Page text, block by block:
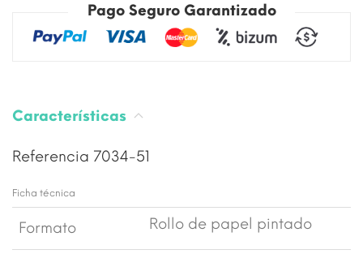
Pago Seguro Garantizado
Características
Referencia 7034-51
Ficha técnica
Formato Rollo de papel pintado